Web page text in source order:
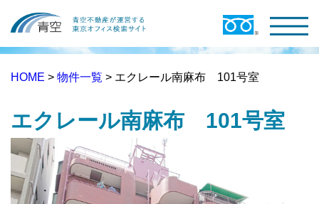
HOME > 物件一覧 > エクレール南麻布 101号室
エクレール南麻布 101号室